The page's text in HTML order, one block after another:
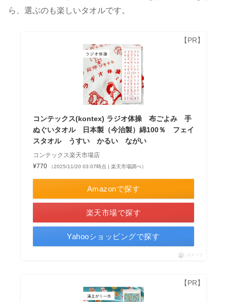
ら、選ぶのも楽しいタオルです。
コンテックス(kontex) ラジオ体操 布ごよみ 手
ぬぐいタオル 日本製（今治製）綿100％ フェイ
スタオル うすい かるい ながい
コンテックス楽天市場店
¥770
（2025/11/20 03:07時点 | 楽天市場調べ）
Amazonで探す
楽天市場で探す
Yahooショッピングで探す
ポチップ